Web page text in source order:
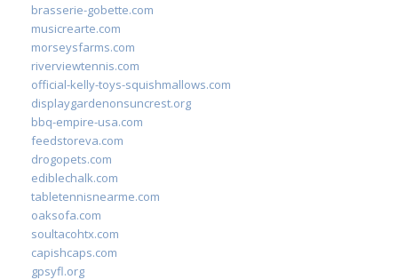
brasserie-gobette.com
musicrearte.com
morseysfarms.com
riverviewtennis.com
official-kelly-toys-squishmallows.com
displaygardenonsuncrest.org
bbq-empire-usa.com
feedstoreva.com
drogopets.com
ediblechalk.com
tabletennisnearme.com
oaksofa.com
soultacohtx.com
capishcaps.com
gpsyfl.org